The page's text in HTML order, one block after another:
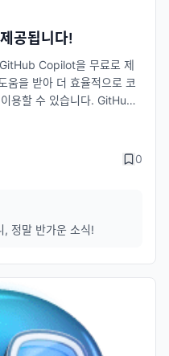
공됩니다!
Copilot을 무료로 제
움을 받아 더 효율적으로 코
용할 수 있습니다. GitHub
때 실시간으로 다음에 올 코
을 높이고 반복적인 작업을
으로 이동한 후 Copilot
료 후 바로 사용할 수 있습니
동 완성: 함수나 메서드를 작
제안합니다. 자연어 처리: 주
맞는 코드를 자동 생성합니
TypeScript, Ruby,
합니다. 예시 코드 예를 들
함수를 작성하려고 할 때: d
a + b 위와 같이 함수 이름
0
정말 반가운 소식!